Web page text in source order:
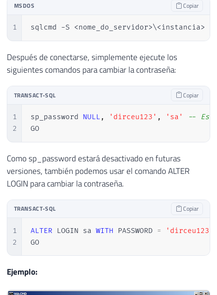
MSDOS Copiar
1 sqlcmd -S <nome_do_servidor>\<instancia> -
Después de conectarse, simplemente ejecute los
siguientes comandos para cambiar la contraseña:
TRANSACT-SQL Copiar
1
2
sp_password NULL , 'dirceu123' , 'sa'
--
GO
Como sp_password estará desactivado en futuras
versiones, también podemos usar el comando ALTER
LOGIN para cambiar la contraseña.
TRANSACT-SQL Copiar
1
2
ALTER LOGIN sa WITH PASSWORD =
'dirceu123'
GO
Ejemplo: